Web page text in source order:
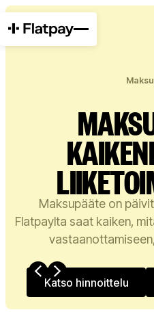
Maksupääte on
Flatpaylta saat kaiken,
Katso
Katso hinnoittelu